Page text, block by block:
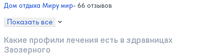
Дом отдыха Миру мир- 66 отзывов
Показать все
Какие профили лечения есть в здравницах
Заозерного